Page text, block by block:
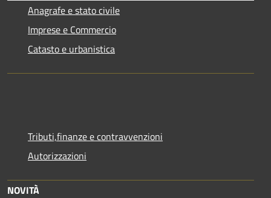
Anagrafe e stato civile
Imprese e Commercio
Catasto e urbanistica
Tributi,finanze e contravvenzioni
Autorizzazioni
NOVITÀ